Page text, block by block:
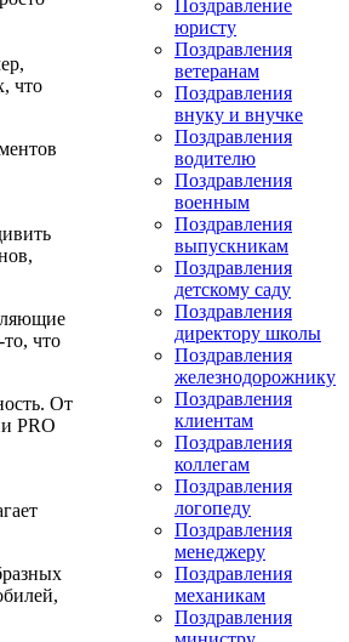
что
что
От
PRO
Поздравление
юристу
Поздравления
ветеранам
Поздравления
внуку и внучке
Поздравления
водителю
Поздравления
военным
Поздравления
выпускникам
Поздравления
детскому саду
Поздравления
директору школы
Поздравления
железнодорожнику
Поздравления
клиентам
Поздравления
коллегам
Поздравления
логопеду
Поздравления
менеджеру
Поздравления
механикам
Поздравления